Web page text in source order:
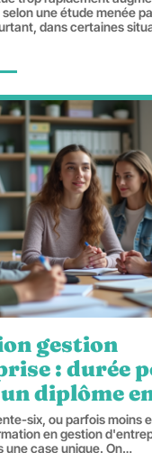
une étude menée
dans certaines
gestion
: durée
diplôme
six, ou parfois moins
en gestion
une case unique. On…